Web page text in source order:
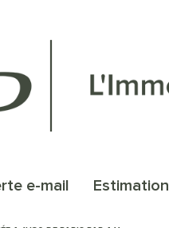
e-mail estimation